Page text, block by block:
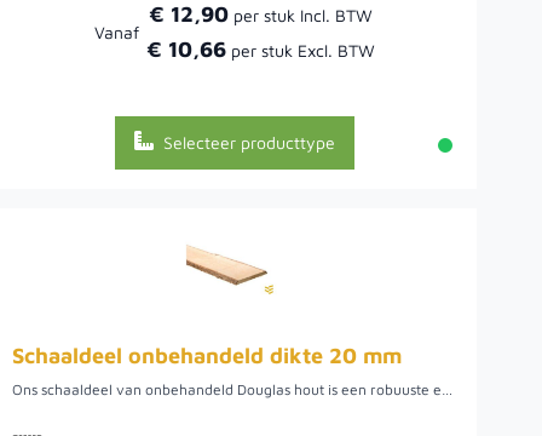
Vanaf
€ 12,90
€ 10,66
Selecteer producttype
Schaaldeel onbehandeld dikte 20 mm
Ons schaaldeel van onbehandeld Douglas hout is een robuuste en veelzijdige plank met een dikte van 20 mm. Douglas hout staat bekend om zijn duurzaamheid, natuurlijke sterkte en warme uitstraling. Deze schaaldelen zijn ruw gezaagd, waarbij de natuurlijke contouren van de boom zichtbaar blijven – perfect voor wie een authentieke, rustieke uitstraling zoekt.Omdat het hout onbehandeld is, behoudt het zijn natuurlijke kleur en eigenschappen. Dit geeft je de vrijheid om het zelf verder af te werken met olie, beits of verf, of het puur natuur te laten vergrijzen onder invloed van weer en wind.